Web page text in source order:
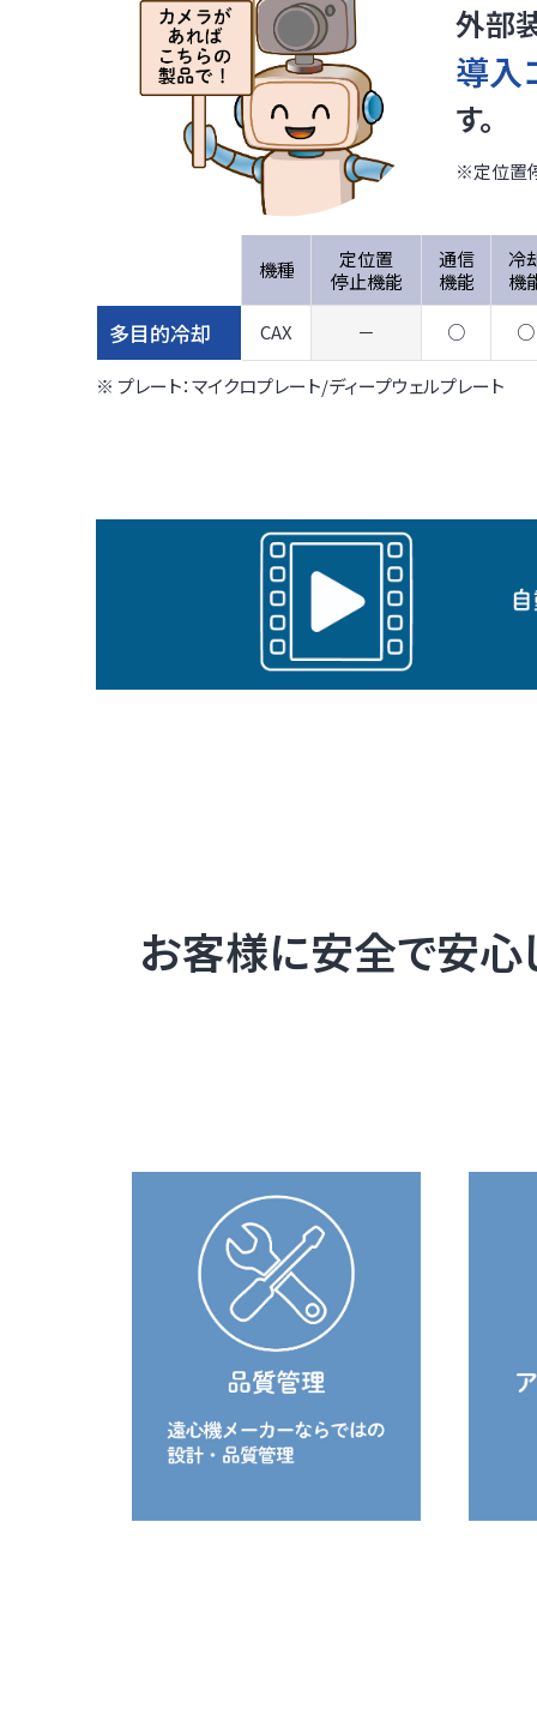
外部
導入
す。
※定位置
機種
定位置
停止機能
通信
機能
冷
機
多目的冷却 CAX － ○ ○
※ プレート：マイクロプレート/ディープウェルプレート
お客様に安全で安心